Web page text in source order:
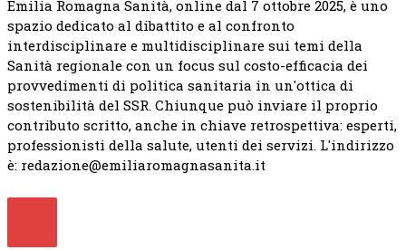
Emilia Romagna Sanità, online dal 7 ottobre 2025, è uno
spazio dedicato al dibattito e al confronto
interdisciplinare e multidisciplinare sui temi della
Sanità regionale con un focus sul costo-efficacia dei
provvedimenti di politica sanitaria in un'ottica di
sostenibilità del SSR. Chiunque può inviare il proprio
contributo scritto, anche in chiave retrospettiva: esperti,
professionisti della salute, utenti dei servizi. L'indirizzo
è: redazione@emiliaromagnasanita.it